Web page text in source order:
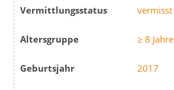
Vermittlungsstatus vermisst
Altersgruppe ≥ 8 Jahre
Geburtsjahr 2017